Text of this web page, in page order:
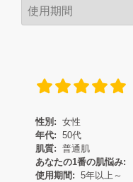
性別: 女性
年代: 50代
肌質: 普通肌
あなたの1番の肌悩み:
使用期間: 5年以上～